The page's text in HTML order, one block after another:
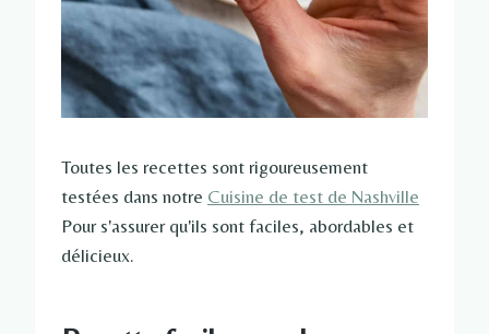
Toutes les recettes sont rigoureusement
testées dans notre Cuisine de test de Nashville
Pour s'assurer qu'ils sont faciles, abordables et
délicieux.